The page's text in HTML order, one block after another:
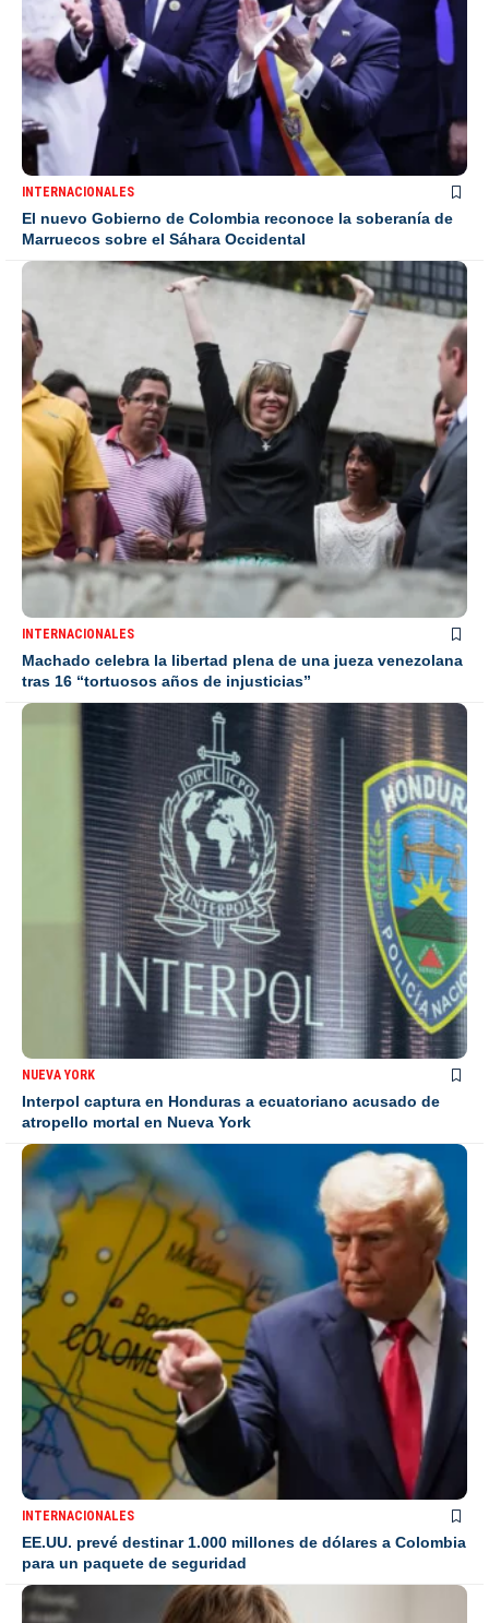
INTERNACIONALES
El nuevo Gobierno de Colombia reconoce la soberanía de
Marruecos sobre el Sáhara Occidental
INTERNACIONALES
Machado celebra la libertad plena de una jueza venezolana
tras 16 “tortuosos años de injusticias”
NUEVA YORK
Interpol captura en Honduras a ecuatoriano acusado de
atropello mortal en Nueva York
INTERNACIONALES
EE.UU. prevé destinar 1.000 millones de dólares a Colombia
para un paquete de seguridad